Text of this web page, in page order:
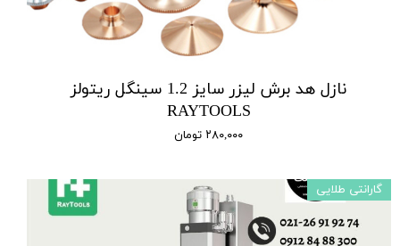
نازل هد برش لیزر سایز 1.2 سینگل ریتولز
RAYTOOLS
۲۸۰,۰۰۰ تومان
گارانتی طلایی